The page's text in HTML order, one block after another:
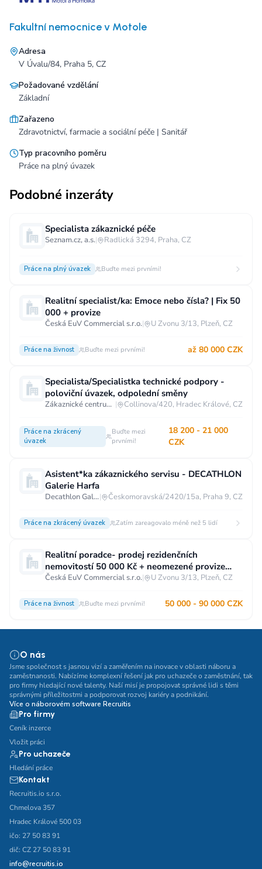
Fakultní nemocnice v Motole
Adresa
V Úvalu/84, Praha 5, CZ
Požadované vzdělání
Základní
Zařazeno
Zdravotnictví, farmacie a sociální péče | Sanitář
Typ pracovního poměru
Práce na plný úvazek
Podobné inzeráty
Specialista zákaznické péče
Seznam.cz, a.s.| Radlická 3294, Praha, CZ
Práce na plný úvazek Buďte mezi prvními!
Realitní specialist/ka: Emoce nebo čísla? | Fix 50
000 + provize
Česká EuV Commercial s.r.o.| U Zvonu 3/13, Plzeň, CZ
Práce na živnost Buďte mezi prvními! až 80 000 CZK
Specialista/Specialistka technické podpory -
poloviční úvazek, odpolední směny
Zákaznické centrum T-Mobile | Collinova/420, Hradec Králové, CZ
Práce na zkrácený
úvazek
Buďte mezi
prvními!
18 200 - 21 000
CZK
Asistent*ka zákaznického servisu - DECATHLON
Galerie Harfa
Decathlon Galerie Harfa| Českomoravská/2420/15a, Praha 9, CZ
Práce na zkrácený úvazek Zatím zareagovalo méně než 5 lidí
Realitní poradce- prodej rezidenčních
nemovitostí 50 000 Kč + neomezené provize
Plzeň
Česká EuV Commercial s.r.o.| U Zvonu 3/13, Plzeň, CZ
Práce na živnost Buďte mezi prvními! 50 000 - 90 000 CZK
O nás
Jsme společnost s jasnou vizí a zaměřením na inovace v oblasti náboru a
zaměstnanosti. Nabízíme komplexní řešení jak pro uchazeče o zaměstnání, tak
pro firmy hledající nové talenty. Naší misí je propojovat správné lidi s těmi
správnými příležitostmi a podporovat rozvoj kariéry a podnikání.
Více o náborovém software Recruitis
Pro firmy
Ceník inzerce
Vložit práci
Pro uchazeče
Hledání práce
Kontakt
Recruitis.io s.r.o.
Chmelova 357
Hradec Králové 500 03
ičo: 27 50 83 91
dič: CZ 27 50 83 91
info@recruitis.io